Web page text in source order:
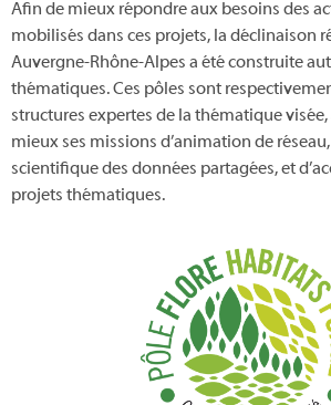
Afin de mieux répondre aux besoins des
mobilisés dans ces projets, la déclinaison
Auvergne-Rhône-Alpes a été construite
thématiques. Ces pôles sont
structures expertes de la thématique visée,
mieux ses missions d’animation de
scientifique des données partagées, et
projets thématiques.